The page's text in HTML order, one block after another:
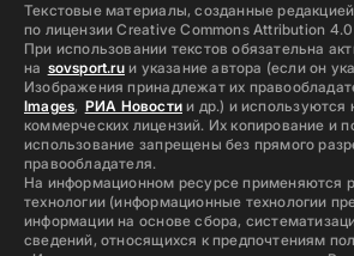
Текстовые материалы, созданные
по лицензии Creative Commons Attribution
При использовании текстов обязательна
на sovsport.ruи указание автора (если он
Изображения принадлежат их
Images, РИА Новостии др.) и используются
коммерческих лицензий. Их копирование и
использование запрещены без прямого
правообладателя.
На информационном ресурсе применяются
технологии (информационные технологии
информации на основе сбора,
сведений, относящихся к предпочтениям